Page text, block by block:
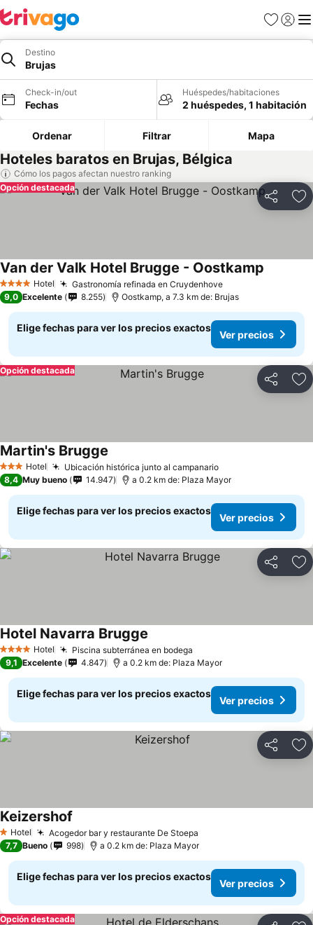
Favoritos
Iniciar
Destino
Brujas
Check-in/out
Fechas
Huéspedes/habitaciones
2 huéspedes, 1 habitación
Ordenar Filtrar Mapa
Hoteles baratos en Brujas, Bélgica
Cómo los pagos afectan nuestro ranking
Compartir
Opción destacada
4 EstrellasHotel Gastronomía refinada en CruydenhoveVer precios
Van der Valk Hotel Brugge - Oostkamp
9,0 Excelente 8.255 Oostkamp, a 7.3 km de: Brujas
Elige fechas para ver los precios exactos
Ver precios
Compartir
Opción destacada
3 Estrellas
Hotel Ubicación histórica junto al campanarioVer precios
Martin's Brugge
8,4 Muy bueno 14.947 a 0.2 km de: Plaza Mayor
Elige fechas para ver los precios exactos
Ver precios
Compartir
4 EstrellasHotel Piscina subterránea en bodega
Hotel Navarra Brugge
9,1 Excelente 4.847 a 0.2 km de: Plaza Mayor
Elige fechas para ver los precios exactos
Ver precios
Compartir
1 Estrellas
Hotel Acogedor bar y restaurante De Stoepa
Keizershof
7,7 Bueno 998 a 0.2 km de: Plaza Mayor
Elige fechas para ver los precios exactos
Ver precios
Opción destacada